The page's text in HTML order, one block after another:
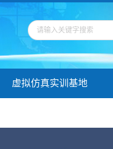
虚拟仿真实训基地